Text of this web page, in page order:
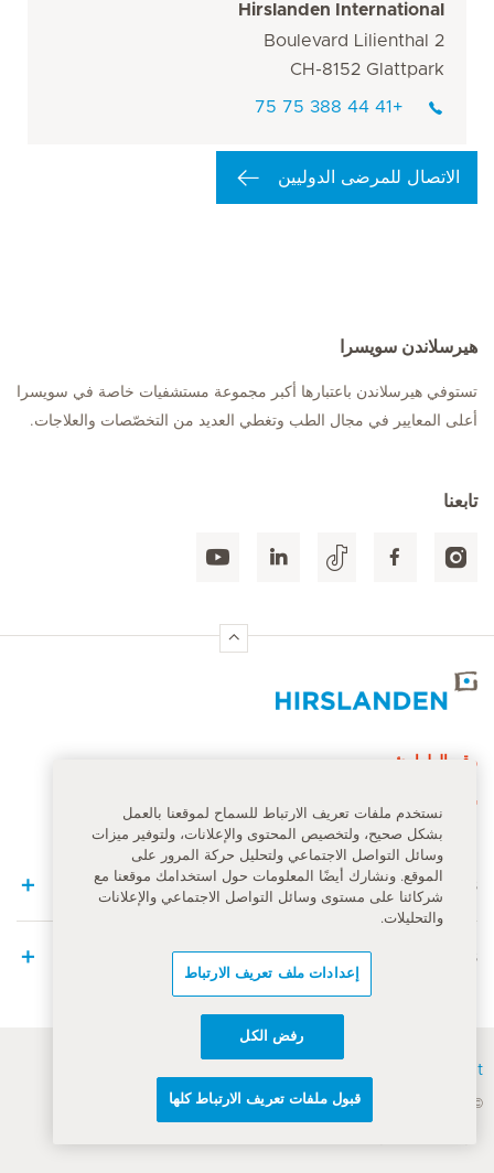
Hirslanden International
Boulevard Lilienthal 2
CH-8152 Glattpark
+41 44 388 75 75
الاتصال للمرضى الدوليين
هيرسلاندن سويسرا
تستوفي هيرسلاندن باعتبارها أكبر مجموعة مستشفيات خاصة في سويسرا
أعلى المعايير في مجال الطب وتغطي العديد من التخصّصات والعلاجات.
تابعنا
رقم الطوارئ
144
Quick Links
Medical Services
Contact
© مجموعة هيرسلاندن ٢٠٢٦ شروط الاستخدام العامة Privacy Policy
نستخدم ملفات تعريف الارتباط للسماح لموقعنا بالعمل
بشكل صحيح، ولتخصيص المحتوى والإعلانات، ولتوفير ميزات
وسائل التواصل الاجتماعي ولتحليل حركة المرور على
الموقع. ونشارك أيضًا المعلومات حول استخدامك موقعنا مع
شركائنا على مستوى وسائل التواصل الاجتماعي والإعلانات
والتحليلات.
إعدادات ملف تعريف الارتباط
رفض الكل
قبول ملفات تعريف الارتباط كلها